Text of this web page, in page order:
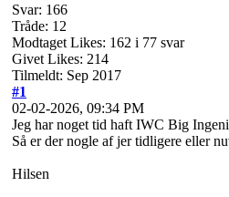
Svar: 166
Tråde: 12
Modtaget Likes: 162 i 77 svar
Givet Likes: 214
Tilmeldt: Sep 2017
#1
02-02-2026, 09:34 PM
Jeg har noget tid haft IWC Big
Så er der nogle af jer tidligere eller
Hilsen